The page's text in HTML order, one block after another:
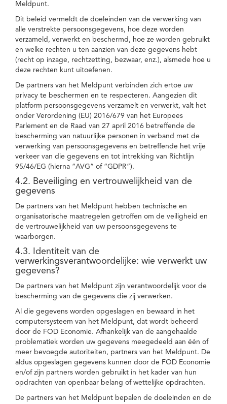
Meldpunt.
Dit beleid vermeldt de doeleinden van de verwerking van
alle verstrekte persoonsgegevens, hoe deze worden
verzameld, verwerkt en beschermd, hoe ze worden gebruikt
en welke rechten u ten aanzien van deze gegevens hebt
(recht op inzage, rechtzetting, bezwaar, enz.), alsmede hoe u
deze rechten kunt uitoefenen.
De partners van het Meldpunt verbinden zich ertoe uw
privacy te beschermen en te respecteren. Aangezien dit
platform persoonsgegevens verzamelt en verwerkt, valt het
onder Verordening (EU) 2016/679 van het Europees
Parlement en de Raad van 27 april 2016 betreffende de
bescherming van natuurlijke personen in verband met de
verwerking van persoonsgegevens en betreffende het vrije
verkeer van die gegevens en tot intrekking van Richtlijn
95/46/EG (hierna “AVG” of “GDPR”).
4.2. Beveiliging en vertrouwelijkheid van de
gegevens
De partners van het Meldpunt hebben technische en
organisatorische maatregelen getroffen om de veiligheid en
de vertrouwelijkheid van uw persoonsgegevens te
waarborgen.
4.3. Identiteit van de
verwerkingsverantwoordelijke: wie verwerkt uw
gegevens?
De partners van het Meldpunt zijn verantwoordelijk voor de
bescherming van de gegevens die zij verwerken.
Al die gegevens worden opgeslagen en bewaard in het
computersysteem van het Meldpunt, dat wordt beheerd
door de FOD Economie. Afhankelijk van de aangehaalde
problematiek worden uw gegevens meegedeeld aan één of
meer bevoegde autoriteiten, partners van het Meldpunt. De
aldus opgeslagen gegevens kunnen door de FOD Economie
en/of zijn partners worden gebruikt in het kader van hun
opdrachten van openbaar belang of wettelijke opdrachten.
De partners van het Meldpunt bepalen de doeleinden en de